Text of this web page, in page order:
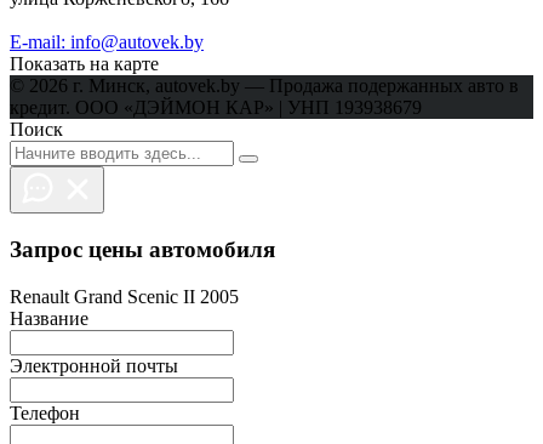
E-mail: info@autovek.by
Показать на карте
© 2026 г. Минск, autovek.by — Продажа подержанных авто в
кредит. ООО «ДЭЙМОН КАР» | УНП 193938679
Поиск
Запрос цены автомобиля
Renault Grand Scenic II 2005
Название
Электронной почты
Телефон